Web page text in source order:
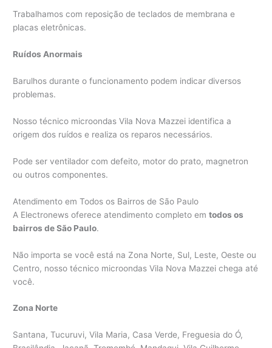
Trabalhamos com reposição de teclados de membrana e
placas eletrônicas.
Ruídos Anormais
Barulhos durante o funcionamento podem indicar diversos
problemas.
Nosso técnico microondas Vila Nova Mazzei identifica a
origem dos ruídos e realiza os reparos necessários.
Pode ser ventilador com defeito, motor do prato, magnetron
ou outros componentes.
Atendimento em Todos os Bairros de São Paulo
A Electronews oferece atendimento completo emtodos os
bairros de São Paulo.
Não importa se você está na Zona Norte, Sul, Leste, Oeste ou
Centro, nosso técnico microondas Vila Nova Mazzei chega até
você.
Zona Norte
Santana, Tucuruvi, Vila Maria, Casa Verde, Freguesia do Ó,